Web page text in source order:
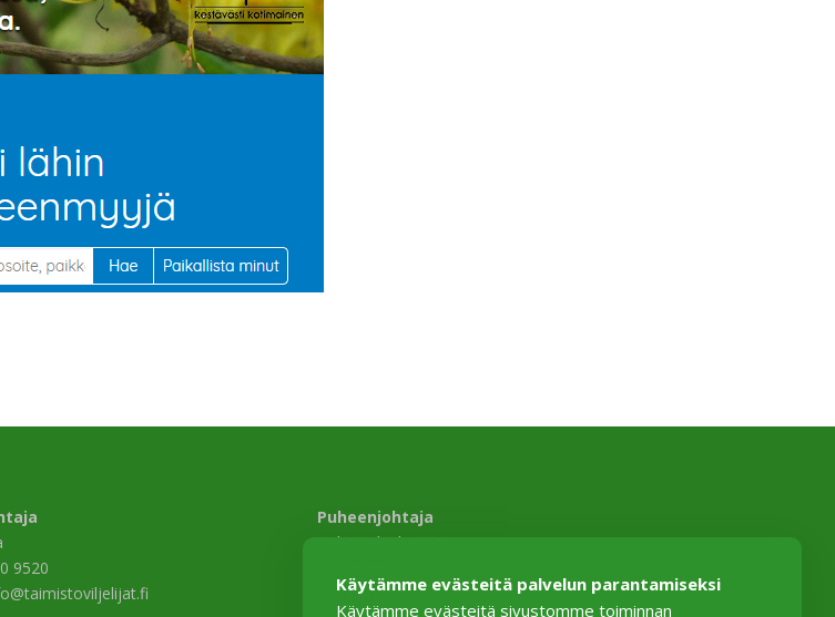
9520
Puheenjohtaja
Sisko Salmiheimo
13330 Harviala
Käytämme evästeitä palvelun parantamiseksi
Käytämme evästeitä sivustomme toiminnan